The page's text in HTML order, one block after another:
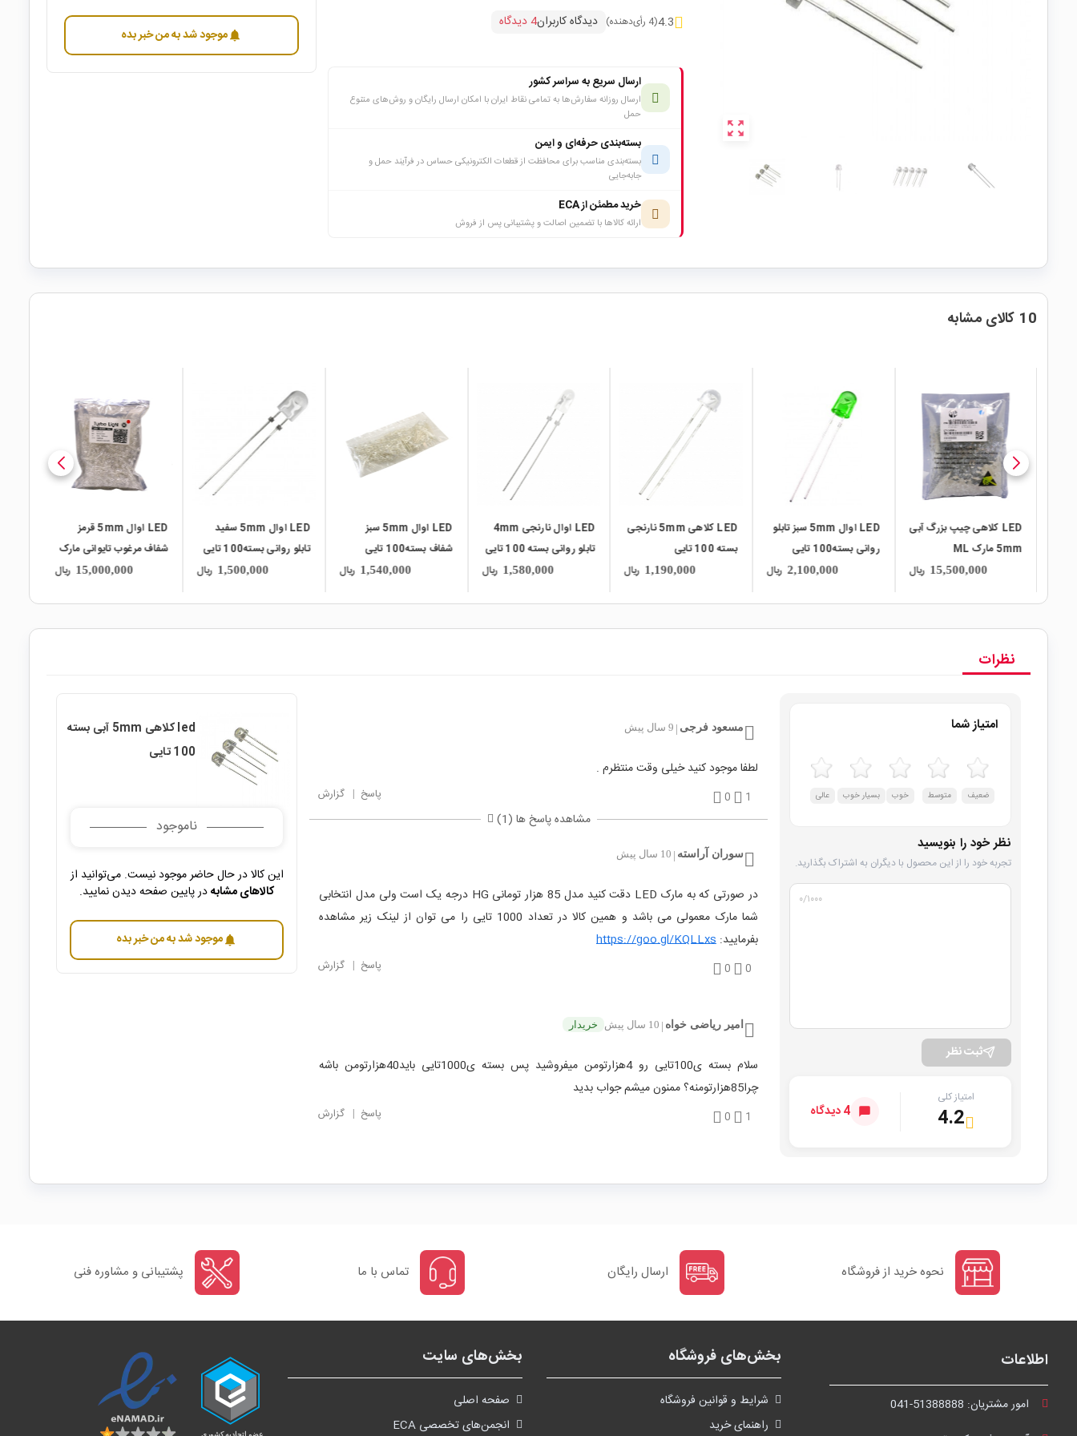
zoom_out_map
4.3(4 رأی‌دهنده) دیدگاه کاربران4 دیدگاه
ارسال سریع به سراسر کشور
ارسال روزانه سفارش‌ها به تمامی نقاط ایران با امکان ارسال رایگان و روش‌های متنوع
حمل
بسته‌بندی حرفه‌ای و ایمن
بسته‌بندی مناسب برای محافظت از قطعات الکترونیکی حساس در فرآیند حمل و
جابه‌جایی
خرید مطمئن از ECA
ارائه کالاها با تضمین اصالت و پشتیبانی پس از فروش
notificationsموجود شد به من خبر بده
10 کالای مشابه
local_mall
LED اوال 5mm سبز تابلو
روانی بسته100 تایی
2,100,000
بسته 100 تایی
1,190,000
LED اوال نارنجی 4mm
تابلو روانی بسته 100 تایی
1,580,000
LED اوال 5mm سبز
شفاف بسته100 تایی
1,540,000
local_mall
تابلو روانی بسته100 تایی
1,500,000
local_mall
شفاف مرغوب تایوانی مارک
Turbo Light بسته
15,000,000
local_mall
روانی مارک ML
بسته1000 تایی
18,700,000
نظرات
امتیاز شما
ضعیف متوسط خوب بسیار خوب عالی
نظر خود را بنویسید
تجربه خود را از این محصول با دیگران به اشتراک بگذارید.
۰/۱۰۰۰
ثبت نظر
امتیاز کلی
4.2 4 دیدگاه
مسعود فرجی 9 سال پیش
لطفا موجود کنید خیلی وقت منتظرم .
1
0 پاسخ | گزارش
مشاهده پاسخ ها (1)
سوران آراسته 10 سال پیش
در صورتی که به مارک LED دقت کنید مدل 85 هزار تومانی HG درجه یک است ولی مدل انتخابی
شما مارک معمولی می باشد و همین کالا در تعداد 1000 تایی را می توان از لینک زیر مشاهده
بفرمایید: https://goo.gl/KQLLxs
0
0 پاسخ | گزارش
امیر ریاضی خواه 10 سال پیش خریدار
سلام بسته ی100تایی رو 4هزارتومن میفروشید پس بسته ی1000تایی باید40هزارتومن باشه
چرا85هزارتومنه؟ ممنون میشم جواب بدید
1
0 پاسخ | گزارش
led کلاهی 5mm آبی بسته
100 تایی
ناموجود
این کالا در حال حاضر موجود نیست. می‌توانید از
کالاهای مشابهدر پایین صفحه دیدن نمایید.
notificationsموجود شد به من خبر بده
نحوه خرید از فروشگاه ارسال رایگان تماس با ما پشتیبانی و مشاوره فنی
اطلاعات
امور مشتریان: 041-51388888
بخش‌های فروشگاه
شرايط و قوانین فروشگاه
راهنمای خرید
بخش‌های سایت
صفحه اصلی
انجمن‌های تخصصی ECA